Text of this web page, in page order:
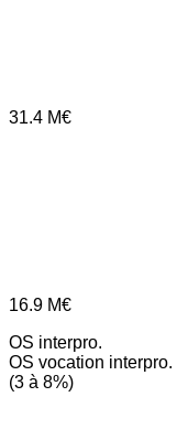
31.4 M€
16.9 M€
OS interpro.
OS vocation interpro.
(3 à 8%)